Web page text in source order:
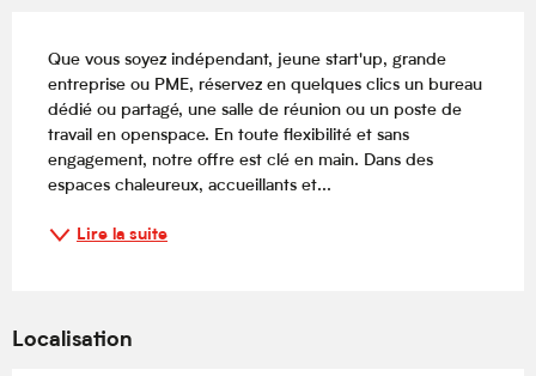
Que vous soyez indépendant, jeune start'up, grande
entreprise ou PME, réservez en quelques clics un bureau
dédié ou partagé, une salle de réunion ou un poste de
travail en openspace. En toute flexibilité et sans
engagement, notre offre est clé en main. Dans des
espaces chaleureux, accueillants et...
Lire la suite
Localisation